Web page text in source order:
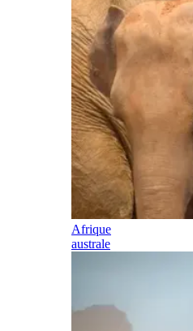
Afrique
australe